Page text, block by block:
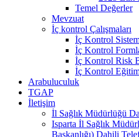
Temel Değerler
Mevzuat
İç kontrol Çalışmaları
İç Kontrol
İç Kontrol
İç Kontrol Risk
İç Kontrol
Arabuluculuk
TGAP
İletişim
İl Sağlık Müdürlüğü
Isparta İl Sağlık
Başkanlığı) Dahili